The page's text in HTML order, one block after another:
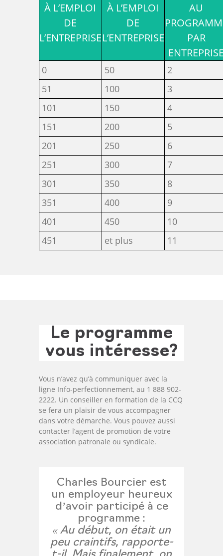
À L’EMPLOI
DE
L’ENTREPRISE
À L’EMPLOI
DE
L’ENTREPRISE
AU
PAR
0 50
2
51
100
3
101
150
4
151
200
5
201
250
6
251
300
7
301
350
8
351
400
9
401
450
10
451
et plus 11
Le programme
vous intéresse?
Vous n’avez qu’à communiquer avec la
ligne Info-perfectionnement, au 1 888 902-
2222. Un conseiller en formation de la CCQ
se fera un plaisir de vous accompagner
dans votre démarche. Vous pouvez aussi
contacter l’agent de promotion de votre
association patronale ou syndicale.
Charles Bourcier est
un employeur heureux
d’avoir participé à ce
programme :
« Au début, on était un
peu craintifs, rapporte-